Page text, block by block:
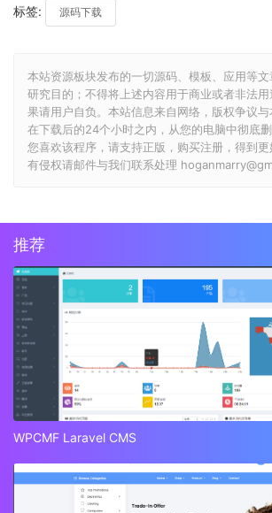
标签: 源码下载
本站资源板块发布的一切源码、模板、应用等
研究目的；不得将上述内容用于商业或者非法
果请用户自负。本站信息来自网络，版权争议
在下载后的24个小时之内，从您的电脑中彻底
您喜欢该程序，请支持正版，购买注册，得到
有侵权请邮件与我们联系处理
推荐
WPCMF Laravel CMS